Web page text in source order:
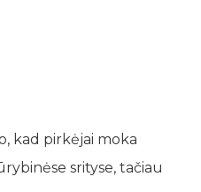
kad pirkėjai moka
srityse, tačiau